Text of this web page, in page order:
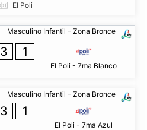
El Poli
Masculino Infantil – Zona Bronce
3 1
El Poli - 7ma Blanco
Masculino Infantil – Zona Bronce
3 1
El Poli - 7ma Azul